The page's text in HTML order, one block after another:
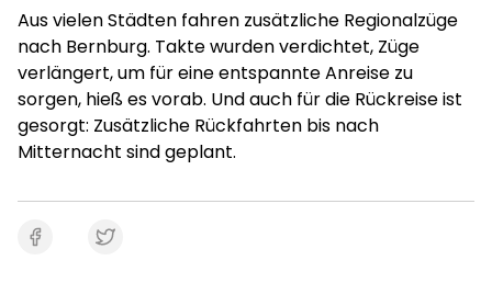
Aus vielen Städten fahren zusätzliche Regionalzüge
nach Bernburg. Takte wurden verdichtet, Züge
verlängert, um für eine entspannte Anreise zu
sorgen, hieß es vorab. Und auch für die Rückreise ist
gesorgt: Zusätzliche Rückfahrten bis nach
Mitternacht sind geplant.